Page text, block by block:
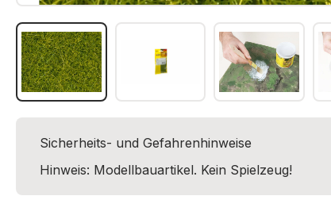
Sicherheits- und Gefahrenhinweise
Hinweis: Modellbauartikel. Kein Spielzeug!